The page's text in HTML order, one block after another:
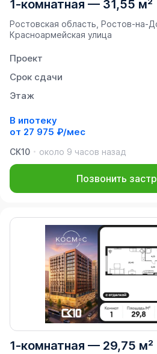
1-комнатная — 31,55 м²
Ростовская область, Ростов-на-
Красноармейская улица
Проект
Срок сдачи
Этаж
В ипотеку
от 27 975 ₽/мес
СК10
около 9 часов назад
Позвонить
1-комнатная — 29,75 м²